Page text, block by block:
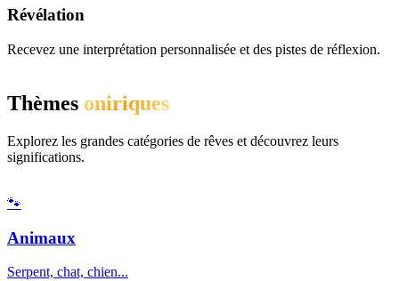
Révélation
Recevez une interprétation personnalisée et des pistes de réflexion.
Thèmes oniriques
Explorez les grandes catégories de rêves et découvrez leurs
significations.
🐾
Animaux
Serpent, chat, chien...